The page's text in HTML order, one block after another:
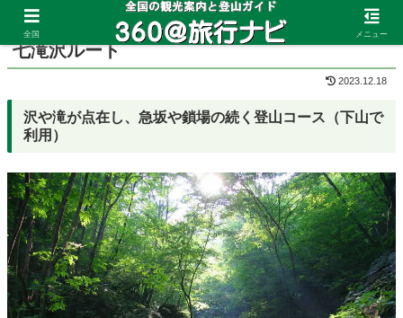
ホーム 埼玉県 両神山
七滝沢ルート
2023.12.18
沢や滝が点在し、急坂や鎖場の続く登山コース（下山で
利用）
全国 メニュー